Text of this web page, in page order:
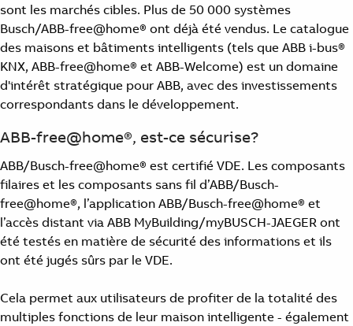
sont les marchés cibles. Plus de 50 000 systèmes
Busch/ABB-free@home® ont déjà été vendus. Le catalogue
des maisons et bâtiments intelligents (tels que ABB i-bus®
KNX, ABB-free@home® et ABB-Welcome) est un domaine
d'intérêt stratégique pour ABB, avec des investissements
correspondants dans le développement.
ABB-free@home®, est-ce sécurise?
ABB/Busch-free@home® est certifié VDE. Les composants
filaires et les composants sans fil d’ABB/Busch-
free@home®, l’application ABB/Busch-free@home® et
l’accès distant via ABB MyBuilding/myBUSCH-JAEGER ont
été testés en matière de sécurité des informations et ils
ont été jugés sûrs par le VDE.
Cela permet aux utilisateurs de profiter de la totalité des
multiples fonctions de leur maison intelligente - également